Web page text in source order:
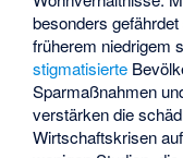
besonders
früherem niedrigem
stigmatisierte
Sparmaßnahmen
verstärken die
Wirtschaftskrisen